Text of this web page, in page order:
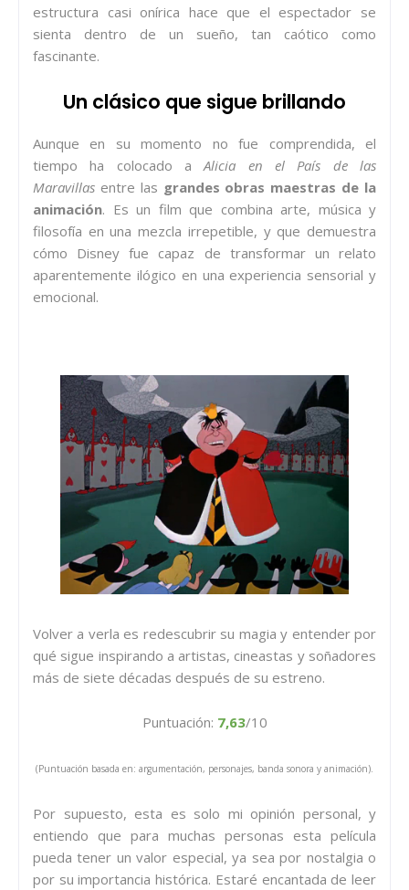
estructura casi onírica hace que el espectador se
sienta dentro de un sueño, tan caótico como
fascinante.
Un clásico que sigue brillando
Aunque en su momento no fue comprendida, el
tiempo ha colocado aAlicia en el País de las
Maravillas entre las grandes obras maestras de la
animación. Es un film que combina arte, música y
filosofía en una mezcla irrepetible, y que demuestra
cómo Disney fue capaz de transformar un relato
aparentemente ilógico en una experiencia sensorial y
emocional.
Volver a verla es redescubrir su magia y entender por
qué sigue inspirando a artistas, cineastas y soñadores
más de siete décadas después de su estreno.
Puntuación: 7,63/10
(Puntuación basada en: argumentación, personajes, banda sonora y animación).
Por supuesto, esta es solo mi opinión personal, y
entiendo que para muchas personas esta película
pueda tener un valor especial, ya sea por nostalgia o
por su importancia histórica. Estaré encantada de leer